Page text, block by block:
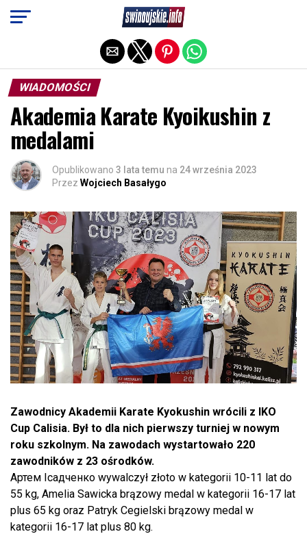
WIADOMOŚCI
Akademia Karate Kyoikushin z
medalami
Opublikowano 3 lata temu na 24 września 2023
Przez Wojciech Basałygo
Zawodnicy Akademii Karate Kyokushin wrócili z IKO
Cup Calisia. Był to dla nich pierwszy turniej w nowym
roku szkolnym. Na zawodach wystartowało 220
zawodników z 23 ośrodków.
Артем Ісадченко wywalczył złoto w kategorii 10-11 lat do
55 kg, Amelia Sawicka brązowy medal w kategorii 16-17 lat
plus 65 kg oraz Patryk Cegielski brązowy medal w
kategorii 16-17 lat plus 80 kg.
Exit mobile version